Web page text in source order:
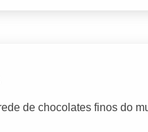
de chocolates finos do